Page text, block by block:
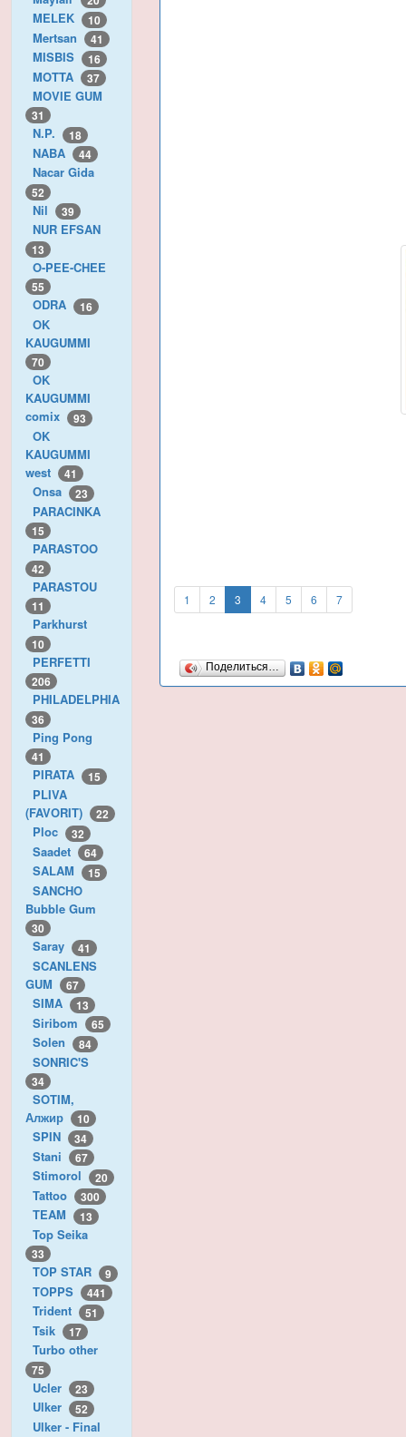
MELEK 10
Mertsan 41
MISBIS 16
MOTTA 37
MOVIE GUM
31
N.P. 18
NABA 44
Nacar Gida
52
Nil 39
NUR EFSAN
13
O-PEE-CHEE
55
ODRA 16
OK
KAUGUMMI
70
OK
KAUGUMMI
comix
93
OK
KAUGUMMI
west
41
Onsa 23
PARACINKA
15
PARASTOO
42
PARASTOU
11
Parkhurst
10
PERFETTI
206
PHILADELPHIA
36
Ping Pong
41
PIRATA 15
PLIVA
(FAVORIT)
22
Ploc 32
Saadet 64
SALAM 15
SANCHO
Bubble Gum
30
Saray 41
SCANLENS
GUM
67
SIMA 13
Siribom 65
Solen 84
SONRIC'S
34
SOTIM,
Алжир
10
SPIN 34
Stani 67
Stimorol 20
Tattoo 300
TEAM 13
Top Seika
33
TOP STAR 9
TOPPS 441
Trident 51
Tsik 17
Turbo other
75
Ucler 23
Ulker 52
Ulker - Final
1 2 3 4 5 6 7
Поделиться…